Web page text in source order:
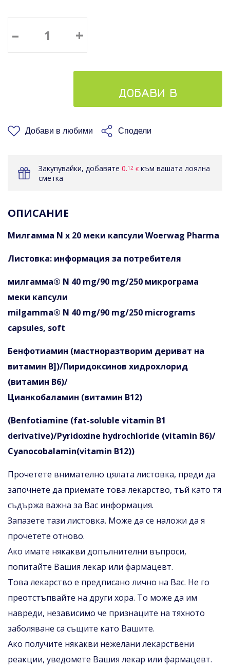
– +
ДОБАВИ В
КОШНИЦАТА
Добави в любими Сподели
Закупувайки, добавяте 0.12 € към вашата лоялна
сметка
ОПИСАНИЕ
Милгамма N х 20 меки капсули Woerwag Pharma
Листовка: информация за потребителя
милгамма® N 40 mg/90 mg/250 микрограма
меки капсули
milgamma® N 40 mg/90 mg/250 micrograms
capsules, soft
Бенфотиамин (мастноразтворим дериват на
витамин В])/Пиридоксинов хидрохлорид
(витамин В6)/
Цианкобаламин (витамин В12)
(Benfotiamine (fat-soluble vitamin В1
derivative)/Pyridoxine hydrochloride (vitamin B6)/
Cyanocobalamin(vitamin B12))
Прочетете внимателно цялата листовка, преди да
започнете да приемате това лекарство, тъй като тя
съдържа важна за Вас информация.
Запазете тази листовка. Може да се наложи да я
прочетете отново.
Ако имате някакви допълнителни въпроси,
попитайте Вашия лекар или фармацевт.
Това лекарство е предписано лично на Вас. Не го
преотстъпвайте на други хора. То може да им
навреди, независимо че признаците на тяхното
заболяване са същите като Вашите.
Ако получите някакви нежелани лекарствени
реакции, уведомете Вашия лекар или фармацевт.